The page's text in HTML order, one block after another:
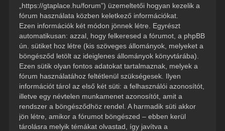
„https://gtaplace.hu/forum”) üzemeltetői hogyan kezelik a
fórum használata közben keletkező információkat.
Ezen információk két módon jönnek létre. Egyrészt
automatikusan: azzal, hogy felkeresed a fórumot, a phpBB
ún. sütiket hoz létre (kis szöveges állományok, melyeket a
böngésződ letölt az ideiglenes állományok könyvtárába).
Ezen sütik olyan fontos adatokat tartalmaznak, melyek a
fórum használatához feltétlenül szükségesek. Ilyen
információt tárol az első két süti: a felhasználói azonosítót,
illetve egy névtelen munkamenet azonosítót, amit a
rendszer a böngésződhöz rendel. A harmadik süti akkor
jön létre, amikor a fórumot böngészed – ebben kerül
tárolásra melyik témákat olvastad, így javítva a